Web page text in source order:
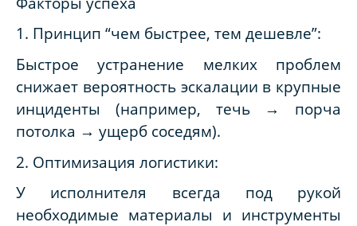
1. Принцип “чем быстрее, тем дешевле”:
Быстрое устранение мелких проблем
снижает вероятность эскалации в крупные
инциденты (например, течь → порча
потолка → ущерб соседям).
2. Оптимизация логистики:
У исполнителя всегда под рукой
необходимые материалы и инструменты